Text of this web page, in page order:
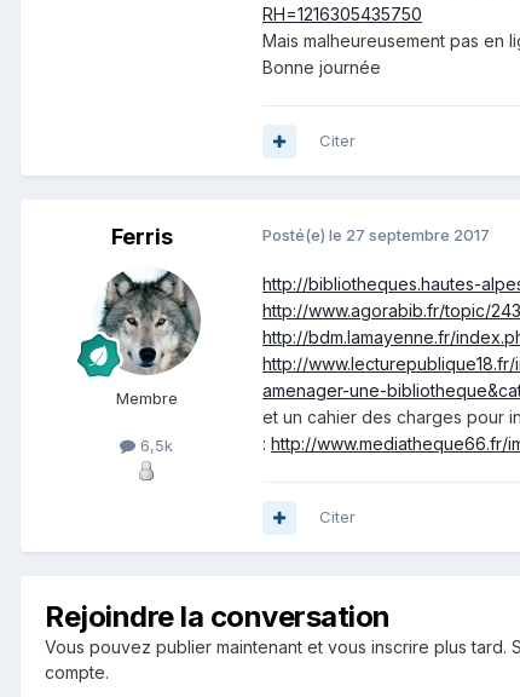
RH=1216305435750
Mais malheureusement pas en
Bonne journée
Citer
Ferris
Membre
6,5k
Posté(e) le 27 septembre 2017
http://bibliotheques.hautes-
http://www.agorabib.fr/topic/
http://bdm.lamayenne.fr/
http://
amenager-une-
et un cahier des charges pour
: http://www.mediatheque66.fr/
Citer
Rejoindre la conversation
Vous pouvez publier maintenant et vous inscrire plus tard.
compte.